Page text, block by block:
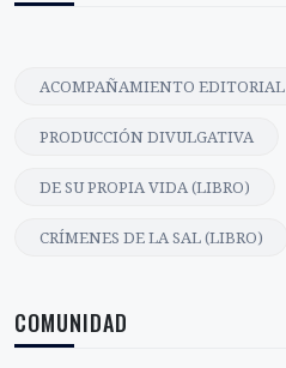
ACOMPAÑAMIENTO EDITORIAL
PRODUCCIÓN DIVULGATIVA
DE SU PROPIA VIDA (LIBRO)
CRÍMENES DE LA SAL (LIBRO)
COMUNIDAD